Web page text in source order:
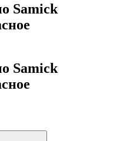
Samick
Samick